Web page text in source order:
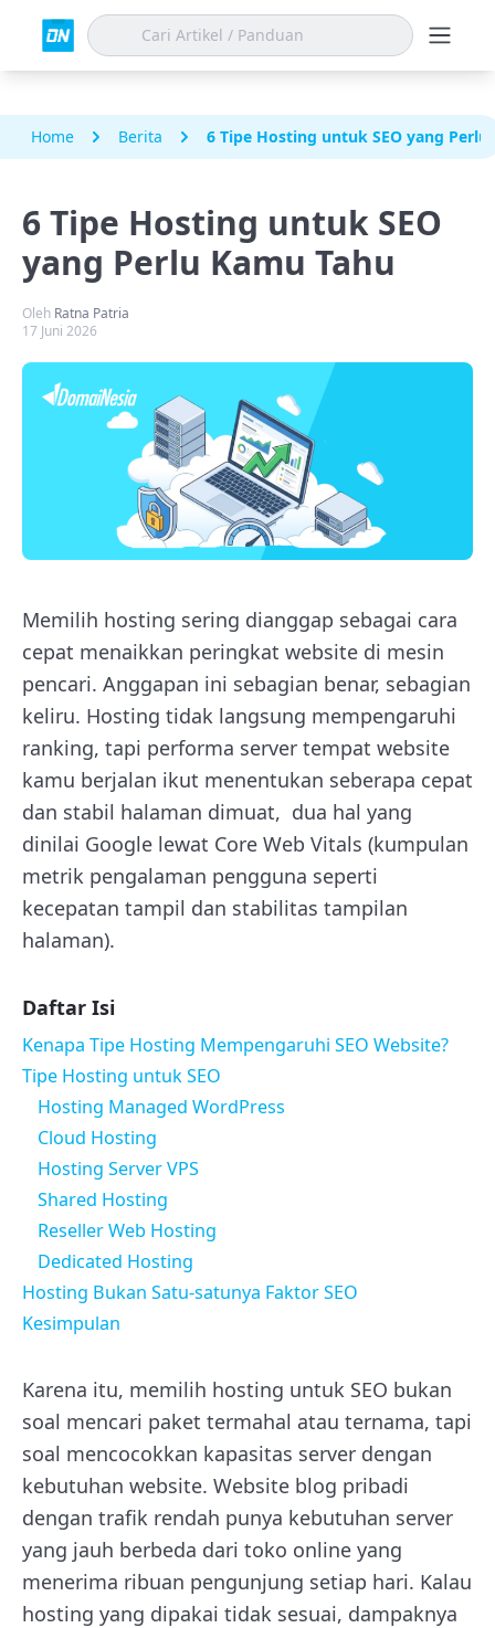
Home Berita 6 Tipe Hosting untuk SEO yang Perlu
6 Tipe Hosting untuk SEO
yang Perlu Kamu Tahu
Oleh Ratna Patria
17 Juni 2026
Memilih hosting sering dianggap sebagai cara
cepat menaikkan peringkat website di mesin
pencari. Anggapan ini sebagian benar, sebagian
keliru. Hosting tidak langsung mempengaruhi
ranking, tapi performa server tempat website
kamu berjalan ikut menentukan seberapa cepat
dan stabil halaman dimuat, dua hal yang
dinilai Google lewat Core Web Vitals (kumpulan
metrik pengalaman pengguna seperti
kecepatan tampil dan stabilitas tampilan
halaman).
Daftar Isi
Kenapa Tipe Hosting Mempengaruhi SEO Website?
Tipe Hosting untuk SEO
Hosting Managed WordPress
Cloud Hosting
Hosting Server VPS
Shared Hosting
Reseller Web Hosting
Dedicated Hosting
Hosting Bukan Satu-satunya Faktor SEO
Kesimpulan
Karena itu, memilih hosting untuk SEO bukan
soal mencari paket termahal atau ternama, tapi
soal mencocokkan kapasitas server dengan
kebutuhan website. Website blog pribadi
dengan trafik rendah punya kebutuhan server
yang jauh berbeda dari toko online yang
menerima ribuan pengunjung setiap hari. Kalau
hosting yang dipakai tidak sesuai, dampaknya